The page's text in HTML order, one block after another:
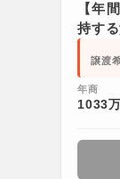
【年
持す
譲渡
年商
1033